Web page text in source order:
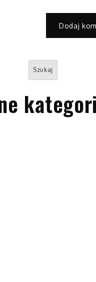
Szukaj